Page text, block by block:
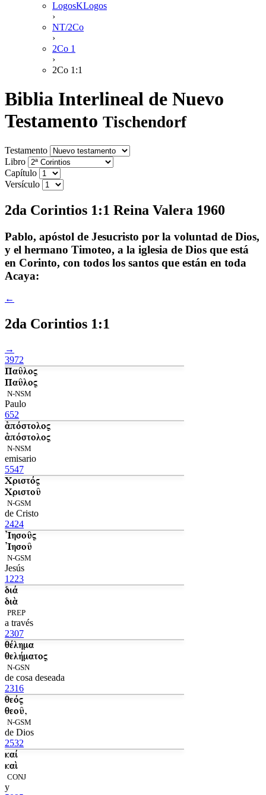
LogosKLogos
›
NT/2Co
›
2Co 1
›
2Co 1:1
Biblia Interlineal de Nuevo
Testamento Tischendorf
Testamento
Libro
Capítulo
Versículo
2da Corintios 1:1 Reina Valera 1960
Pablo, apóstol de Jesucristo por la voluntad de Dios,
y el hermano Timoteo, a la iglesia de Dios que está
en Corinto, con todos los santos que están en toda
Acaya:
←
2da Corintios 1:1
→
3972
Παῦλος
Παῦλος
N-NSM
Paulo
652
ἀπόστολος
ἀπόστολος
N-NSM
emisario
5547
Χριστός
Χριστοῦ
N-GSM
de Cristo
2424
Ἰησοῦς
Ἰησοῦ
N-GSM
Jesús
1223
διά
διὰ
PREP
a través
2307
θέλημα
θελήματος
N-GSN
de cosa deseada
2316
θεός
θεοῦ,
N-GSM
de Dios
2532
καί
καὶ
CONJ
y